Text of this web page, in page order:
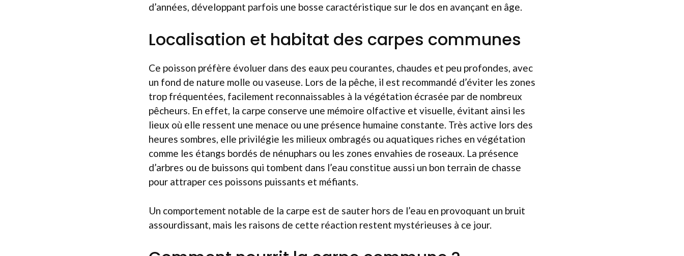
d’années, développant parfois une bosse caractéristique sur le dos en avançant en âge.
Localisation et habitat des carpes communes
Ce poisson préfère évoluer dans des eaux peu courantes, chaudes et peu profondes, avec
un fond de nature molle ou vaseuse. Lors de la pêche, il est recommandé d’éviter les zones
trop fréquentées, facilement reconnaissables à la végétation écrasée par de nombreux
pêcheurs. En effet, la carpe conserve une mémoire olfactive et visuelle, évitant ainsi les
lieux où elle ressent une menace ou une présence humaine constante. Très active lors des
heures sombres, elle privilégie les milieux ombragés ou aquatiques riches en végétation
comme les étangs bordés de nénuphars ou les zones envahies de roseaux. La présence
d’arbres ou de buissons qui tombent dans l’eau constitue aussi un bon terrain de chasse
pour attraper ces poissons puissants et méfiants.
Un comportement notable de la carpe est de sauter hors de l’eau en provoquant un bruit
assourdissant, mais les raisons de cette réaction restent mystérieuses à ce jour.